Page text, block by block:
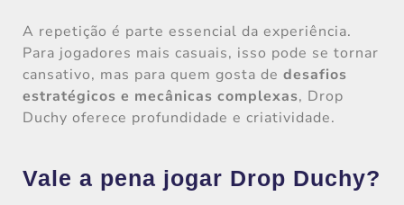
A repetição é parte essencial da experiência.
Para jogadores mais casuais, isso pode se tornar
cansativo, mas para quem gosta de desafios
estratégicos e mecânicas complexas, Drop
Duchy oferece profundidade e criatividade.
Vale a pena jogar Drop Duchy?